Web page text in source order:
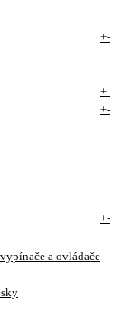
+-
+-
+-
+-
a ovládače